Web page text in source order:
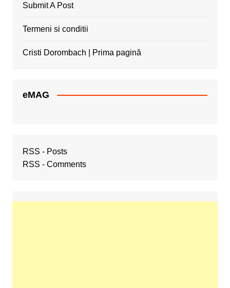
Submit A Post
Termeni si conditii
Cristi Dorombach | Prima pagină
eMAG
RSS - Posts
RSS - Comments